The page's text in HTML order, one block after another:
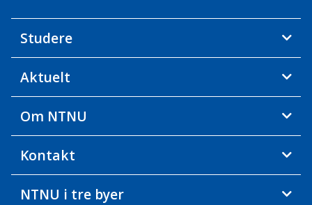
Studere
Aktuelt
Om NTNU
Kontakt
NTNU i tre byer